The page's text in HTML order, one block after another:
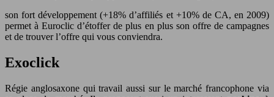
son fort développement (+18% d’affiliés et +10% de CA, en 2009)
permet à Euroclic d’étoffer de plus en plus son offre de campagnes
et de trouver l’offre qui vous conviendra.
Exoclick
Régie anglosaxone qui travail aussi sur le marché francophone via